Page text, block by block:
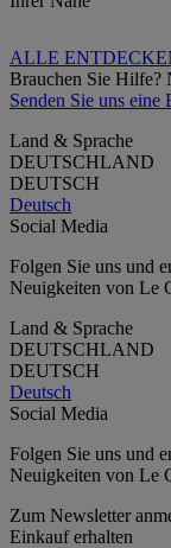
ALLE
Brauchen Sie Hilfe?
Senden Sie uns eine
Land & Sprache
DEUTSCHLAND
DEUTSCH
Deutsch
Social Media
Folgen Sie uns und
Neuigkeiten von Le
Land & Sprache
DEUTSCHLAND
DEUTSCH
Deutsch
Social Media
Folgen Sie uns und
Neuigkeiten von Le
Zum Newsletter
Einkauf erhalten